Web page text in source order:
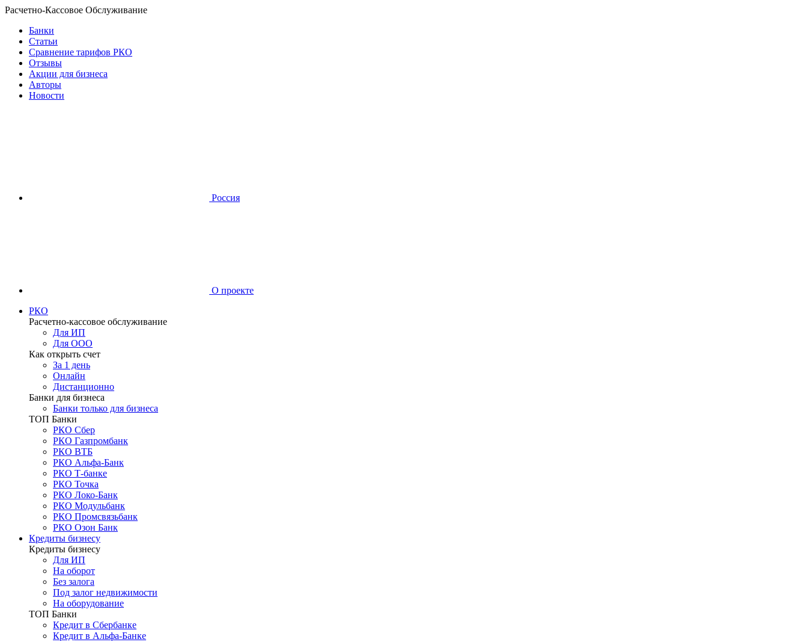
Расчетно-Кассовое Обслуживание
Банки
Статьи
Сравнение тарифов РКО
Отзывы
Акции для бизнеса
Авторы
Новости
Россия
О проекте
РКО
Расчетно-кассовое обслуживание
Для ИП
Для ООО
Как открыть счет
За 1 день
Онлайн
Дистанционно
Банки для бизнеса
Банки только для бизнеса
ТОП Банки
РКО Сбер
РКО Газпромбанк
РКО ВТБ
РКО Альфа-Банк
РКО Т-банке
РКО Точка
РКО Локо-Банк
РКО Модульбанк
РКО Промсвязьбанк
РКО Озон Банк
Кредиты бизнесу
Кредиты бизнесу
Для ИП
На оборот
Без залога
Под залог недвижимости
На оборудование
ТОП Банки
Кредит в Сбербанке
Кредит в Альфа-Банке